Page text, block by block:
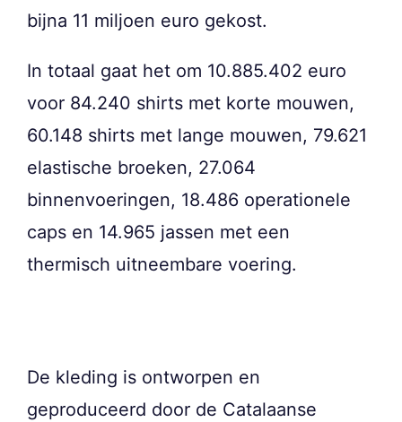
bijna 11 miljoen euro gekost.
In totaal gaat het om 10.885.402 euro
voor 84.240 shirts met korte mouwen,
60.148 shirts met lange mouwen, 79.621
elastische broeken, 27.064
binnenvoeringen, 18.486 operationele
caps en 14.965 jassen met een
thermisch uitneembare voering.
De kleding is ontworpen en
geproduceerd door de Catalaanse